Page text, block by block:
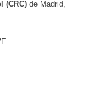
(CRC) de Madrid,